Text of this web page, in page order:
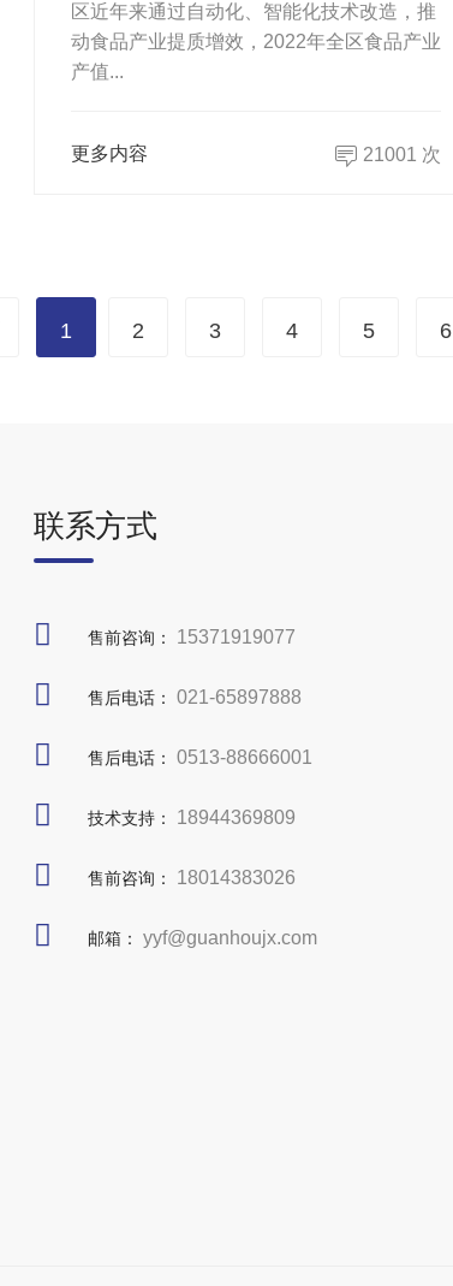
区近年来通过自动化、智能化技术改造，推
动食品产业提质增效，2022年全区食品产业
产值...
更多内容 21001 次
1 2 3 4 5 6
联系方式
售前咨询： 15371919077
售后电话： 021-65897888
售后电话： 0513-88666001
技术支持： 18944369809
售前咨询： 18014383026
邮箱： yyf@guanhoujx.com